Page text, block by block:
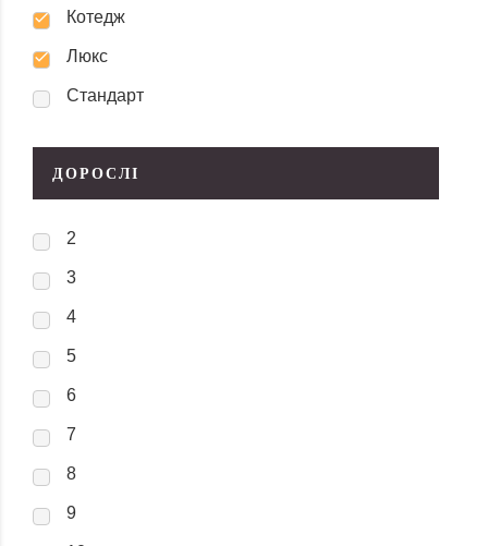
Котедж
Люкс
Стандарт
ДОРОСЛІ
2
3
4
5
6
7
8
9